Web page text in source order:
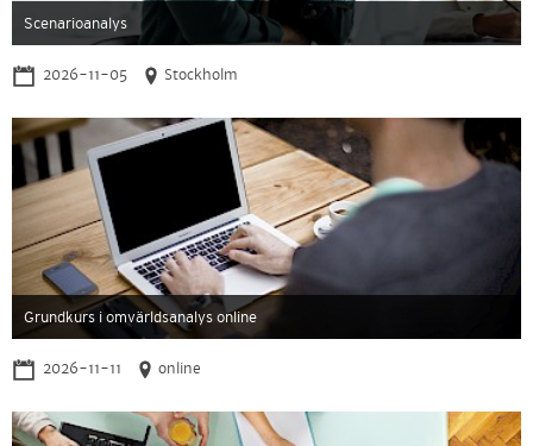
Scenarioanalys
2026-11-05 Stockholm
Grundkurs i omvärldsanalys online
2026-11-11 online